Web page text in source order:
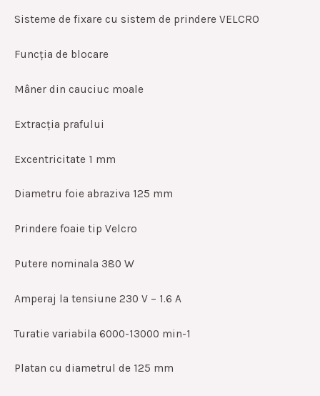
Sisteme de fixare cu sistem de prindere VELCRO
Funcția de blocare
Mâner din cauciuc moale
Extracția prafului
Excentricitate 1 mm
Diametru foie abraziva 125 mm
Prindere foaie tip Velcro
Putere nominala 380 W
Amperaj la tensiune 230 V – 1.6 A
Turatie variabila 6000-13000 min-1
Platan cu diametrul de 125 mm